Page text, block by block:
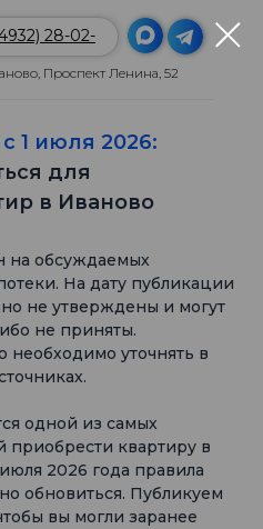
28-02-
Проспект Ленина, 52
1 июля 2026:
для
в Иваново
на обсуждаемых
На дату публикации
не утверждены и могут
не приняты.
уточнять в
одной из самых
приобрести квартиру в
2026 года правила
обновиться. Публикуем
вы могли заранее